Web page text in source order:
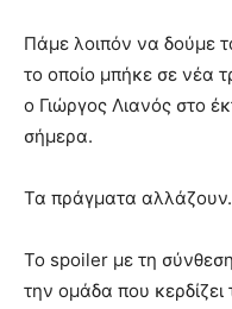
Πάμε λοιπόν να δούμε
το οποίο μπήκε σε νέα
ο Γιώργος Λιανός στο
σήμερα.
Τα πράγματα αλλάζουν.
Το spoiler με τη
την ομάδα που